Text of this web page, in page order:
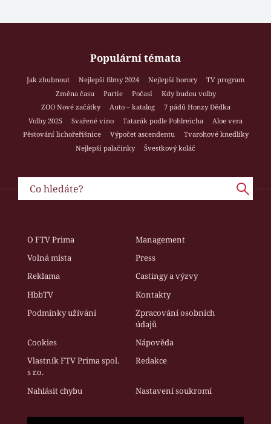
Populární témata
Jak zhubnout Nejlepší filmy 2024 Nejlepší horory
TV program
Změna času
Partie Počasí
Kdy budou volby
ZOO Nové začátky
Auto – katalog
7 pádů Honzy Dědka
Volby 2025
Svařené víno Tatarák podle Pohlreicha
Aloe vera
Pěstování lichořeřišnice
Výpočet ascendentu
Tvarohové knedlíky
Nejlepší palačinky
Švestkový koláč
O FTV Prima
Management
Volná místa
Press
Reklama
Castingy a výzvy
HbbTV
Kontakty
Podmínky užívání
Zpracování osobních
údajů
Cookies
Nápověda
Vlastník FTV Prima spol.
s r.o.
Redakce
Nahlásit chybu Nastavení soukromí